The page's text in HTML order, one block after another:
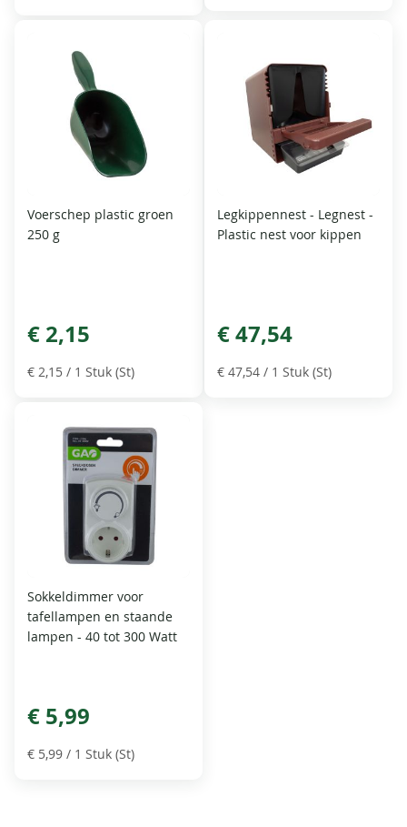
Voerschep plastic groen
250 g
€ 2,15
€ 2,15 / 1 Stuk (St)
Legkippennest - Legnest -
Plastic nest voor kippen
€ 47,54
€ 47,54 / 1 Stuk (St)
Sokkeldimmer voor
tafellampen en staande
lampen - 40 tot 300 Watt
€ 5,99
€ 5,99 / 1 Stuk (St)